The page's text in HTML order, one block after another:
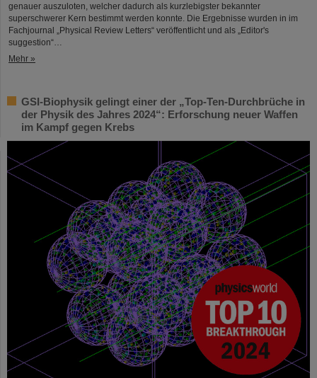
genauer auszuloten, welcher dadurch als kurzlebigster bekannter
superschwerer Kern bestimmt werden konnte. Die Ergebnisse wurden in im
Fachjournal „Physical Review Letters“ veröffentlicht und als „Editor's
suggestion“…
Mehr »
GSI-Biophysik gelingt einer der „Top-Ten-Durchbrüche in
der Physik des Jahres 2024“: Erforschung neuer Waffen
im Kampf gegen Krebs